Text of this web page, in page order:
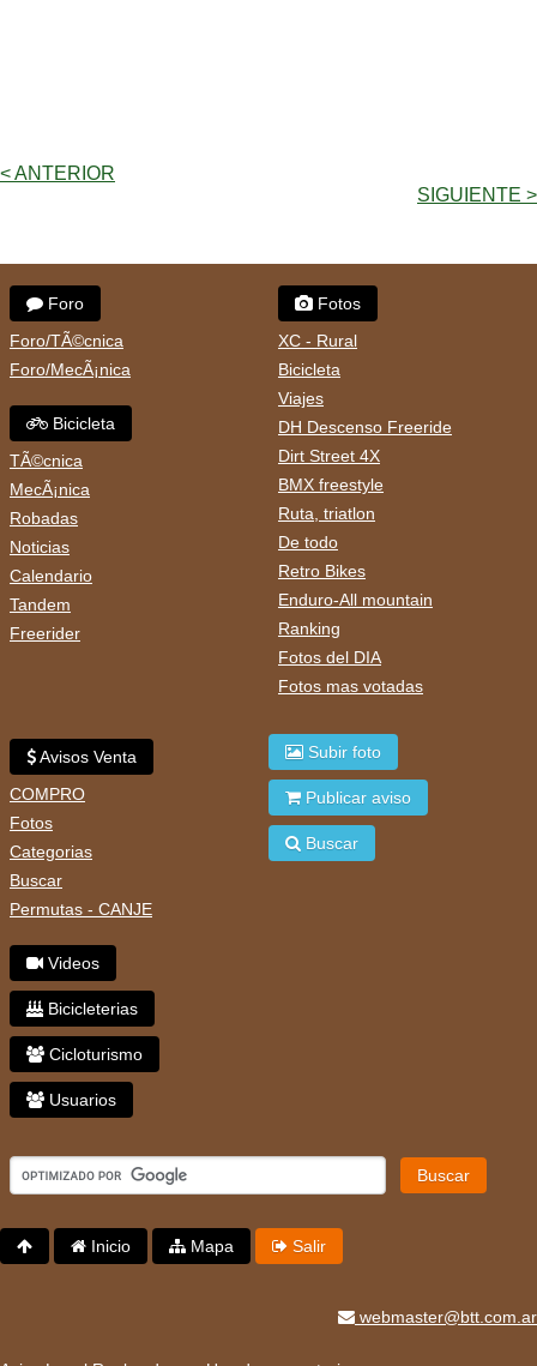
< ANTERIOR
SIGUIENTE >
Foro
Foro/TÃ©cnica
Foro/MecÃ¡nica
Bicicleta
TÃ©cnica
MecÃ¡nica
Robadas
Noticias
Calendario
Tandem
Freerider
Fotos
XC - Rural
Bicicleta
Viajes
DH Descenso Freeride
Dirt Street 4X
BMX freestyle
Ruta, triatlon
De todo
Retro Bikes
Enduro-All mountain
Ranking
Fotos del DIA
Fotos mas votadas
Avisos Venta
COMPRO
Fotos
Categorias
Buscar
Permutas - CANJE
Videos
Bicicleterias
Cicloturismo
Usuarios
Subir foto
Publicar aviso
Buscar
Buscar
Inicio Mapa Salir
webmaster@btt.com.ar